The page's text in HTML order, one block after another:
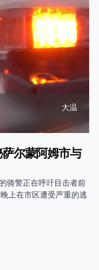
大温
尔蒙阿姆市与
骑警正在呼吁目击者前
上在市区遭受严重的逃